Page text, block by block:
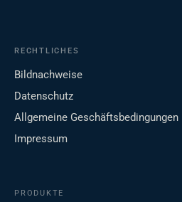
RECHTLICHES
Bildnachweise
Datenschutz
Allgemeine Geschäftsbedingungen
Impressum
PRODUKTE